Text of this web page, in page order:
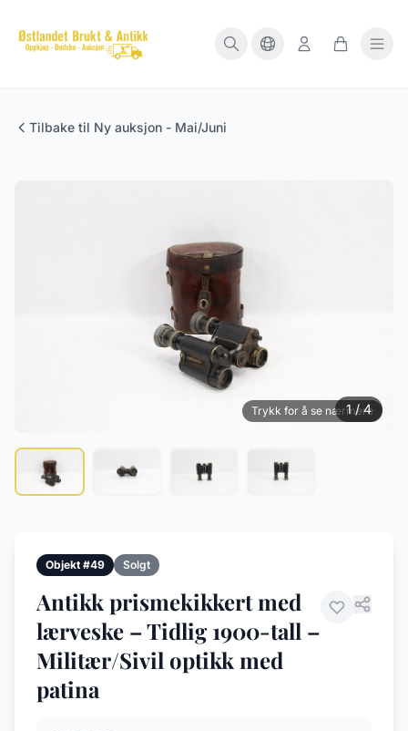
Tilbake til Ny auksjon - Mai/Juni
Trykk for å se nærmere
1 / 4
Objekt #49 Solgt
Antikk prismekikkert med
lærveske – Tidlig 1900-tall –
Militær/Sivil optikk med
patina